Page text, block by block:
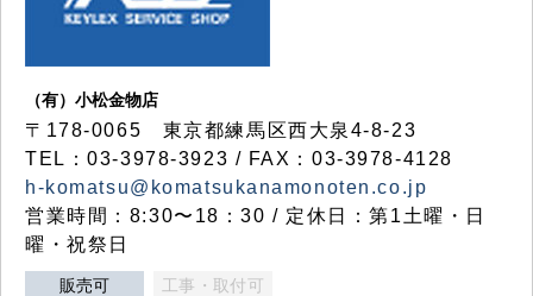
（有）小松金物店
〒178-0065 東京都練馬区西大泉4-8-23
TEL：03-3978-3923 / FAX：03-3978-4128
h-komatsu@komatsukanamonoten.co.jp
営業時間：8:30〜18：30 / 定休日：第1土曜・日
曜・祝祭日
販売可 工事・取付可